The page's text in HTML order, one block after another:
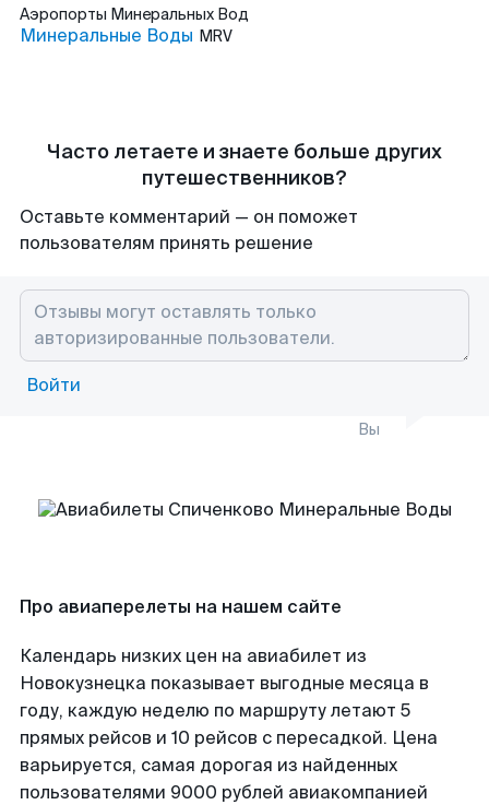
Аэропорты Минеральных Вод
Минеральные Воды MRV
Часто летаете и знаете больше других
путешественников?
Оставьте комментарий — он поможет
пользователям принять решение
Войти
Вы
Про авиаперелеты на нашем сайте
Календарь низких цен на авиабилет из
Новокузнецка показывает выгодные месяца в
году, каждую неделю по маршруту летают 5
прямых рейсов и 10 рейсов с пересадкой. Цена
варьируется, самая дорогая из найденных
пользователями 9000 рублей авиакомпанией